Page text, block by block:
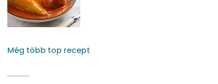
Még több top recept